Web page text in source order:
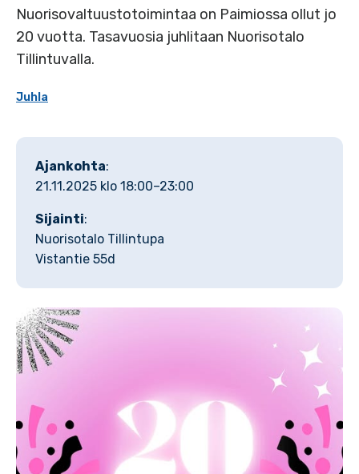
Nuorisovaltuustotoimintaa on Paimiossa ollut jo
20 vuotta. Tasavuosia juhlitaan Nuorisotalo
Tillintuvalla.
Juhla
Ajankohta:
21.11.2025 klo 18:00–23:00
Sijainti:
Nuorisotalo Tillintupa
Vistantie 55d